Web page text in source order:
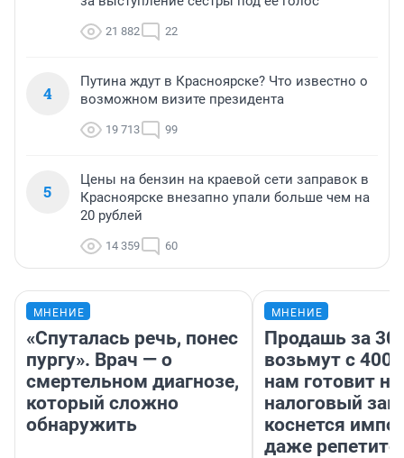
21 882 22
4
Путина ждут в Красноярске? Что известно о
возможном визите президента
19 713 99
5
Цены на бензин на краевой сети заправок в
Красноярске внезапно упали больше чем на
20 рублей
14 359 60
МНЕНИЕ
«Спуталась речь, понес
пургу». Врач — о
смертельном диагнозе,
который сложно
обнаружить
МНЕНИЕ
Продашь за
возьмут с
нам готовит
налоговый
коснется
даже